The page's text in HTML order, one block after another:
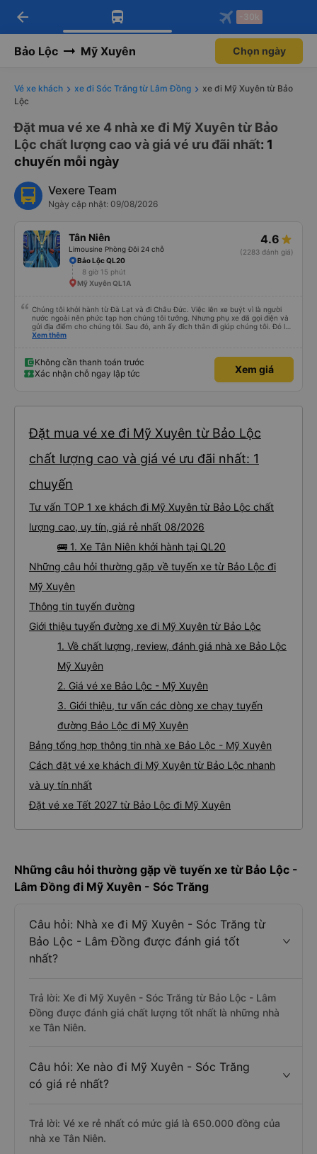
Tải app Vexere ngay!
Nhận ưu đãi thành viên độc
Mở app
Tải app Vexere
-30k/ghế khi đặt vé máy bay qua
Mở app
arrow_back -30k
Bảo Lộc Mỹ Xuyên Chọn ngày
Vé xe khách xe đi Sóc Trăng từ Lâm Đồng
xe đi Mỹ Xuyên từ Bảo
Lộc
Đặt mua vé xe 4 nhà xe đi Mỹ Xuyên từ Bảo
Lộc chất lượng cao và giá vé ưu đãi nhất: 1
chuyến mỗi ngày
Vexere Team
Ngày cập nhật: 09/08/2026
Tân Niên
Limousine Phòng Đôi 24 chỗ
4.6
(2283 đánh giá)
Bảo Lộc QL20
8 giờ 15 phút
Mỹ Xuyên QL1A
Chúng tôi khởi hành từ Đà Lạt và đi Châu Đức. Việc lên xe buýt vì là người
nước ngoài nên phức tạp hơn chúng tôi tưởng. Nhưng phụ xe đã gọi điện và
gửi địa điểm cho chúng tôi. Sau đó, anh ấy đích thân đi giúp chúng tôi. Đó là
lần đầu tiên đi xe giường nằm với hai đứa trẻ nhỏ khá thú vị. Chúng tôi không
điểm dừng, họ đánh thức chúng tôi dậy và đảm bảo chúng tôi đã sẵn sàng.
Nhìn chung, đó là một trải nghiệm tốt. Mỗi giường đều có gối và chăn, và đủ
chỗ cho 1 người lớn và 1 trẻ em nằm thoải mái.
Xem thêm
Không cần thanh toán trước
Xác nhận chỗ ngay lập tức
Xem giá
Đặt mua vé xe đi Mỹ Xuyên từ Bảo Lộc
chất lượng cao và giá vé ưu đãi nhất: 1
chuyến
Tư vấn TOP 1 xe khách đi Mỹ Xuyên từ Bảo Lộc chất
lượng cao, uy tín, giá rẻ nhất 08/2026
🚌 1. Xe Tân Niên khởi hành tại QL20
Những câu hỏi thường gặp về tuyến xe từ Bảo Lộc đi
Mỹ Xuyên
Thông tin tuyến đường
Giới thiệu tuyến đường xe đi Mỹ Xuyên từ Bảo Lộc
1. Về chất lượng, review, đánh giá nhà xe Bảo Lộc
Mỹ Xuyên
2. Giá vé xe Bảo Lộc - Mỹ Xuyên
3. Giới thiệu, tư vấn các dòng xe chạy tuyến
đường Bảo Lộc đi Mỹ Xuyên
Bảng tổng hợp thông tin nhà xe Bảo Lộc - Mỹ Xuyên
Cách đặt vé xe khách đi Mỹ Xuyên từ Bảo Lộc nhanh
và uy tín nhất
Đặt vé xe Tết 2027 từ Bảo Lộc đi Mỹ Xuyên
Những câu hỏi thường gặp về tuyến xe từ Bảo Lộc -
Lâm Đồng đi Mỹ Xuyên - Sóc Trăng
Câu hỏi: Nhà xe đi Mỹ Xuyên - Sóc Trăng từ
Bảo Lộc - Lâm Đồng được đánh giá tốt
nhất?
Trả lời: Xe đi Mỹ Xuyên - Sóc Trăng từ Bảo Lộc - Lâm
Đồng được đánh giá chất lượng tốt nhất là những nhà
xe Tân Niên.
Câu hỏi: Xe nào đi Mỹ Xuyên - Sóc Trăng
có giá rẻ nhất?
Trả lời: Vé xe rẻ nhất có mức giá là 650.000 đồng của
nhà xe Tân Niên.